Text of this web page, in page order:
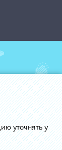
уточнять у